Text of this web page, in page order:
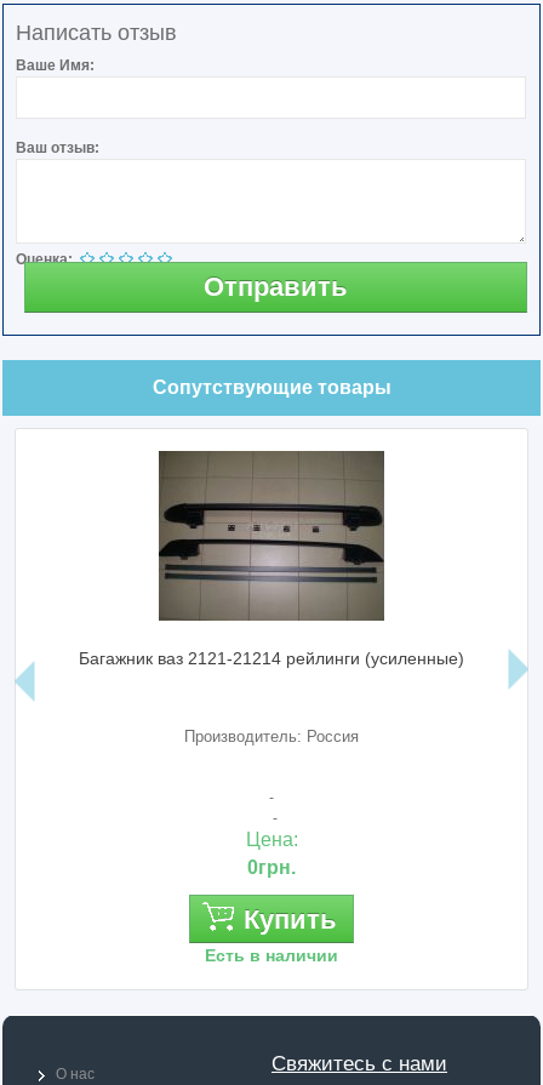
Написать отзыв
Ваше Имя:
Ваш отзыв:
Оценка:
Отправить
Сопутствующие товары
Багажник ваз 2121-21214 рейлинги (усиленные)
Производитель: Россия
-
-
Цена:
0грн.
Купить
Есть в наличии
Свяжитесь с нами
О нас